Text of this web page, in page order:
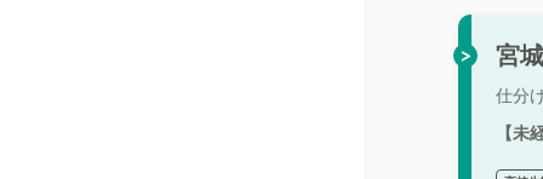
宮
仕分
【